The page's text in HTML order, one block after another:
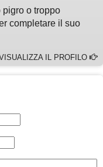
pigro o troppo
completare il suo
IL PROFILO